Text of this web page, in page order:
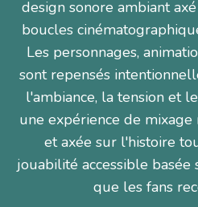
design sonore ambiant
boucles
Les personnages,
sont repensés
l'ambiance, la tension et
une expérience de
et axée sur l'histoire
jouabilité accessible
que les fans